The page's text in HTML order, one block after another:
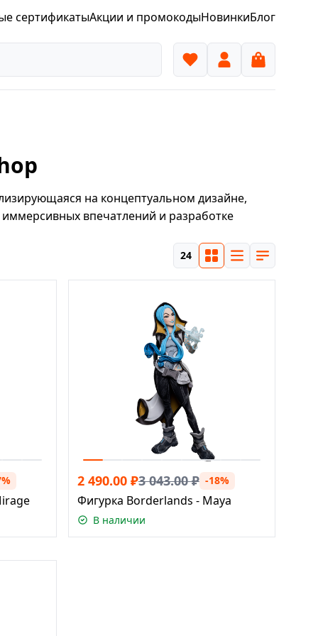
сертификатыАкции и промокодыНовинкиБлог
на концептуальном дизайне,
впечатлений и разработке
24
2 490.00₽3 043.00₽ -18%
Фигурка Borderlands - Maya
В наличии